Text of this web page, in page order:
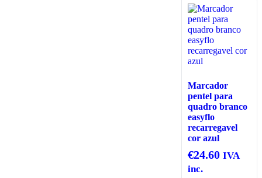
Marcador
pentel para
quadro branco
easyflo
recarregavel
cor azul
€24.60 IVA
inc.